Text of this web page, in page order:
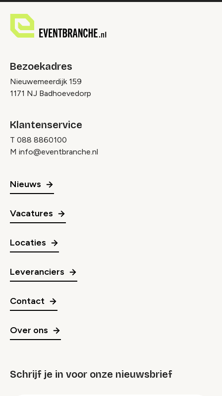
Bezoekadres
Nieuwemeerdijk 159
1171 NJ Badhoevedorp
Klantenservice
T 088 8860100
M info@eventbranche.nl
Nieuws
Vacatures
Locaties
Leveranciers
Contact
Over ons
Schrijf je in voor onze nieuwsbrief